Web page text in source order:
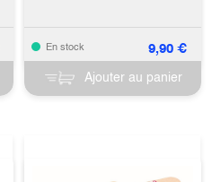
En stock 9,90€
Ajouter au panier